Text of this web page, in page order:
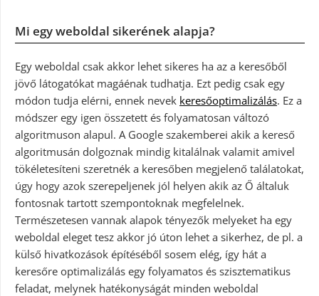
Mi egy weboldal sikerének alapja?
Egy weboldal csak akkor lehet sikeres ha az a keresőből
jövő látogatókat magáénak tudhatja. Ezt pedig csak egy
módon tudja elérni, ennek nevek keresőoptimalizálás. Ez a
módszer egy igen összetett és folyamatosan változó
algoritmuson alapul. A Google szakemberei akik a kereső
algoritmusán dolgoznak mindig kitalálnak valamit amivel
tökéletesíteni szeretnék a keresőben megjelenő találatokat,
úgy hogy azok szerepeljenek jól helyen akik az Ő általuk
fontosnak tartott szempontoknak megfelelnek.
Természetesen vannak alapok tényezők melyeket ha egy
weboldal eleget tesz akkor jó úton lehet a sikerhez, de pl. a
külső hivatkozások építéséből sosem elég, így hát a
keresőre optimalizálás egy folyamatos és szisztematikus
feladat, melynek hatékonyságát minden weboldal